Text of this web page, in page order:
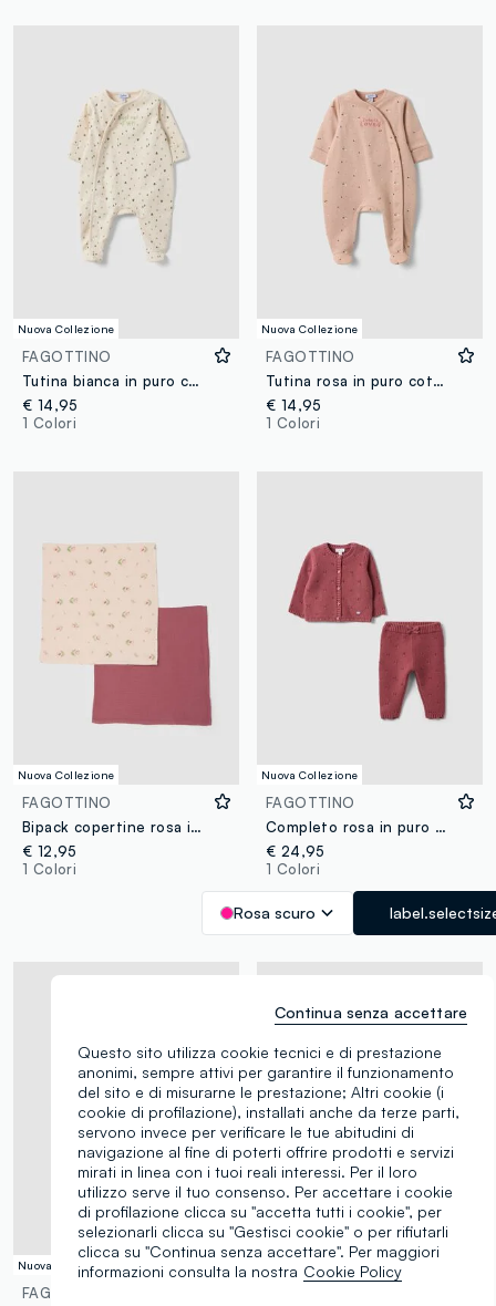
Nuova Collezione
FAGOTTINO
Tutina bianca in puro cotone organico con fantasia per neonati
€ 14,95
1 Colori
Nuova Collezione
FAGOTTINO
Tutina rosa in puro cotone organico con fantasia fiori per neonata
€ 14,95
1 Colori
Nuova Collezione
FAGOTTINO
Bipack copertine rosa in puro cotone per neonata
€ 12,95
1 Colori
Nuova Collezione
FAGOTTINO
Completo rosa in puro cotone organico in maglia traforata per neonata
€ 24,95
1 Colori
Rosa scuro
Nuova Collezione
FAGOTTINO
Nuova Collezione
Questo sito utilizza cookie tecnici e di prestazione
anonimi, sempre attivi per garantire il funzionamento
del sito e di misurarne le prestazione; Altri cookie (i
cookie di profilazione), installati anche da terze parti,
servono invece per verificare le tue abitudini di
navigazione al fine di poterti offrire prodotti e servizi
mirati in linea con i tuoi reali interessi. Per il loro
utilizzo serve il tuo consenso. Per accettare i cookie
di profilazione clicca su "accetta tutti i cookie", per
selezionarli clicca su "Gestisci cookie" o per rifiutarli
clicca su "Continua senza accettare". Per maggiori
informazioni consulta la nostra Cookie Policy
Continua senza accettare